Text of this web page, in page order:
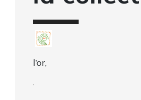
l’or,
,